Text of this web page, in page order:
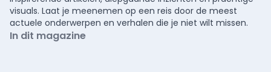
visuals. Laat je meenemen op een reis door de meest
actuele onderwerpen en verhalen die je niet wilt missen.
In dit magazine